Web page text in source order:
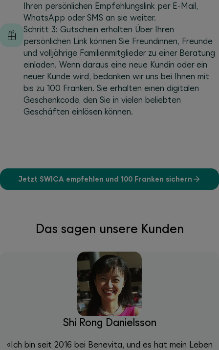
Ihren per­sön­lichen Emp­fehlungs­link per E-Mail,
WhatsApp oder SMS an sie weiter.
Schritt 3: Gutschein erhalten Über Ihren
persönlichen Link können Sie Freundinnen, Freunde
und volljährige Familienmitglieder zu einer Beratung
einladen. Wenn daraus eine neue Kundin oder ein
neuer Kunde wird, bedanken wir uns bei Ihnen mit
bis zu 100 Franken. Sie erhalten einen digitalen
Geschenkcode, den Sie in vielen beliebten
Geschäften einlösen können.
Jetzt SWICA empfehlen und 100 Franken sichern
Das sagen unsere Kunden
Shi Rong Danielsson
«Ich bin seit 2016 bei Benevita, und es hat mein Leben